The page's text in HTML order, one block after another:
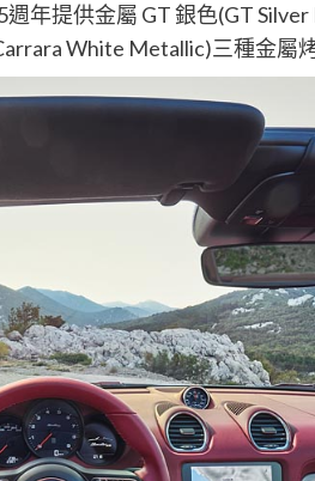
年提供金屬 GT 銀色(GT
White Metallic)三種金屬